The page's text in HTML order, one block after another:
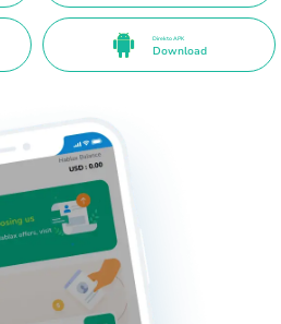
Direkto APK
Download